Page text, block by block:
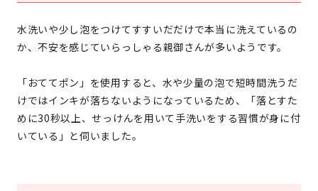
水洗いや少し泡をつけてすすいだだけで本当に洗えているの
か、不安を感じていらっしゃる親御さんが多いようです。
「おててポン」を使用すると、水や少量の泡で短時間洗うだ
けではインキが落ちないようになっているため、「落とすた
めに30秒以上、せっけんを用いて手洗いをする習慣が身に付
いている」と伺いました。